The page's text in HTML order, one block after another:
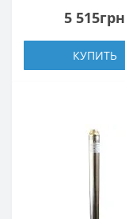
5 515грн
КУПИТЬ